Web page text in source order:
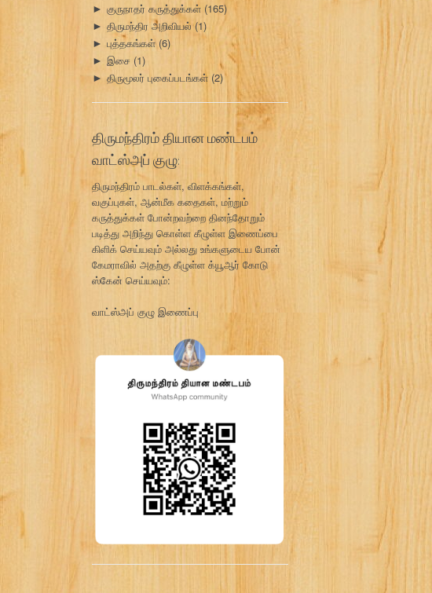
► குருநாதர் கருத்துக்கள் (165)
► திருமந்திர அறிவியல்(1)
► புத்தகங்கள் (6)
► இசை (1)
► திருமூலர் புகைப்படங்கள் (2)
திருமந்திரம் தியான மண்டபம்
வாட்ஸ்அப் குழு:
திருமந்திரம் பாடல்கள், விளக்கங்கள்,
வகுப்புகள், ஆன்மீக கதைகள், மற்றும்
கருத்துக்கள் போன்றவற்றை தினந்தோறும்
படித்து அறிந்து கொள்ள கீழுள்ள இணைப்பை
கிளிக் செய்யவும் அல்லது உங்களுடைய போன்
கேமராவில் அதற்கு கீழுள்ள க்யூஆர் கோடு
ஸ்கேன் செய்யவும்:
வாட்ஸ்அப் குழு இணைப்பு